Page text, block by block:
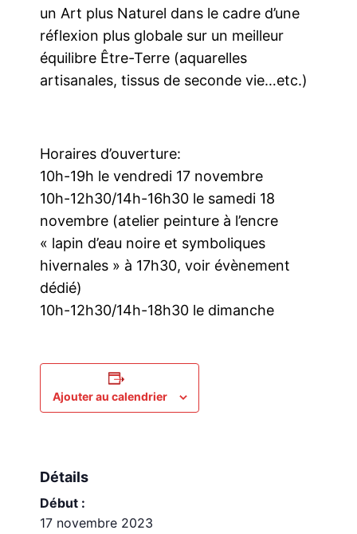
un Art plus Naturel dans le cadre d’une
réflexion plus globale sur un meilleur
équilibre Être-Terre (aquarelles
artisanales, tissus de seconde vie…etc.)
Horaires d’ouverture:
10h-19h le vendredi 17 novembre
10h-12h30/14h-16h30 le samedi 18
novembre (atelier peinture à l’encre
« lapin d’eau noire et symboliques
hivernales » à 17h30, voir évènement
dédié)
10h-12h30/14h-18h30 le dimanche
Ajouter au calendrier
Détails
Début :
17 novembre 2023